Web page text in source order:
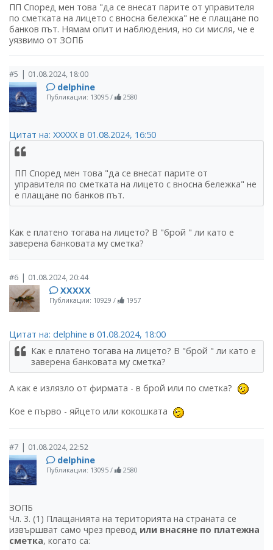
ПП Според мен това "да се внесат парите от управителя
по сметката на лицето с вносна бележка" не е плащане по
банков път. Нямам опит и наблюдения, но си мисля, че е
уязвимо от ЗОПБ
#5 | 01.08.2024, 18:00
delphine
Публикации: 13095 / 2580
Цитат на: ХХХХХ в 01.08.2024, 16:50
ПП Според мен това "да се внесат парите от
управителя по сметката на лицето с вносна бележка" не
е плащане по банков път.
Как е платено тогава на лицето? В "брой " ли като е
заверена банковата му сметка?
#6 | 01.08.2024, 20:44
ХХХХХ
Публикации: 10929 / 1957
Цитат на: delphine в 01.08.2024, 18:00
Как е платено тогава на лицето? В "брой " ли като е
заверена банковата му сметка?
А как е излязло от фирмата - в брой или по сметка?
Кое е първо - яйцето или кокошката
#7 | 01.08.2024, 22:52
delphine
Публикации: 13095 / 2580
ЗОПБ
Чл. 3. (1) Плащанията на територията на страната се
извършват само чрез превод или внасяне по платежна
сметка, когато са: